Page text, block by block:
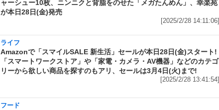
ャーシュー10枚、ニンニクと背脂をのせた「メガたんめん」、幸楽苑
が本日28日(金)発売
[2025/2/28 14:11:06]
ライフ
Amazonで「スマイルSALE 新生活」セールが本日28日(金)スタート!
「スマートワークストア」や「家電・カメラ・AV機器」などのカテゴ
リーから欲しい商品を探すのもアリ、セールは3月4日(火)まで!
[2025/2/28 13:41:54]
フード